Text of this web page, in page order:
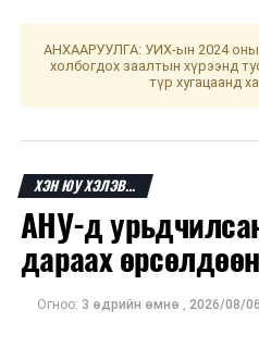
Энэтхэг
Европын Холбоо
зэрэг бүс нутагт
болзошгүй гэж үзсэн байна.
Шинжээчдийн үзэж
хэрэгжвэл:
Эмийн үнэ өсөх
АНХААРУУЛГА: УИХ-ын 2024 оны
холбогдох заалтын хүрээнд
түр хугацаанд
ХЭН ЮУ ХЭЛЭВ...
АНУ-д
дараах
Огноо: 3 өдрийн өмнө 2026/08/06